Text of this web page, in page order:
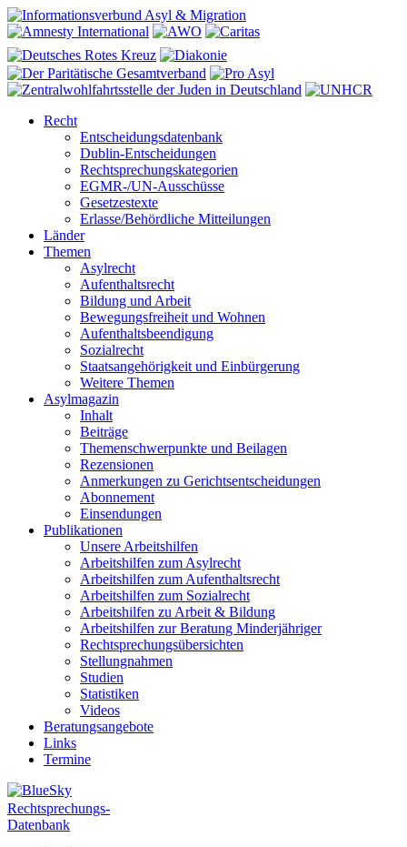
Recht
Entscheidungsdatenbank
Dublin-Entscheidungen
Rechtsprechungskategorien
EGMR-/UN-Ausschüsse
Gesetzestexte
Erlasse/Behördliche Mitteilungen
Länder
Themen
Asylrecht
Aufenthaltsrecht
Bildung und Arbeit
Bewegungsfreiheit und Wohnen
Aufenthaltsbeendigung
Sozialrecht
Staatsangehörigkeit und Einbürgerung
Weitere Themen
Asylmagazin
Inhalt
Beiträge
Themenschwerpunkte und Beilagen
Rezensionen
Anmerkungen zu Gerichtsentscheidungen
Abonnement
Einsendungen
Publikationen
Unsere Arbeitshilfen
Arbeitshilfen zum Asylrecht
Arbeitshilfen zum Aufenthaltsrecht
Arbeitshilfen zum Sozialrecht
Arbeitshilfen zu Arbeit & Bildung
Arbeitshilfen zur Beratung Minderjähriger
Rechtsprechungsübersichten
Stellungnahmen
Studien
Statistiken
Videos
Beratungsangebote
Links
Termine
Rechtsprechungs-
Datenbank